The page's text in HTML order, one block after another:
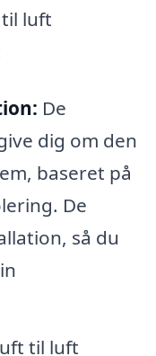
luft
De
dig om den
baseret på
De
så du
til luft